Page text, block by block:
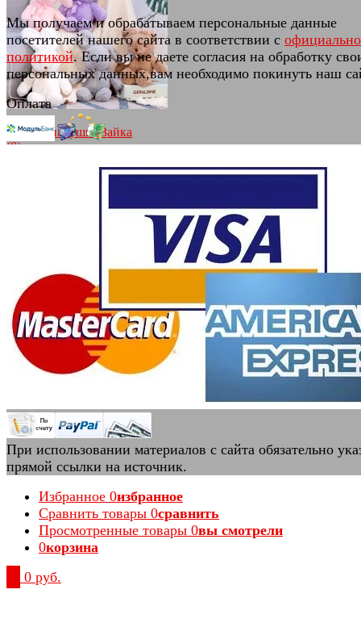
избранное сравнить
избранное сравнить
Мягкая игрушка Зайка
(0)
Мы получаем и обрабатываем персональные данные
посетителей нашего сайта в соответствии с
политикой. Если вы не даете согласия на обработку
персональных данных,вам необходимо покинуть наш
Оплата
При использовании материалов с сайта обязательно
прямой ссылки на источник.
Избранное 0избранное
Сравнить товары 0сравнить
Просмотренные товары 0вы смотрели
0корзина
0 руб.